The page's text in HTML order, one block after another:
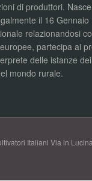
di produttori.
il 16
relazionandosi
partecipa ai
delle istanze
mondo rurale.
Italiani Via in